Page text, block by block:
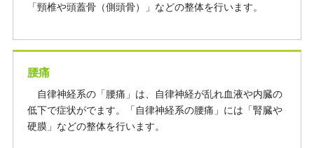
「頸椎や頭蓋骨（側頭骨）」などの整体を行います。
腰痛
自律神経系の「腰痛」は、自律神経が乱れ血液や内臓の
低下で症状がでます。「自律神経系の腰痛」には「腎臓や
硬膜」などの整体を行います。